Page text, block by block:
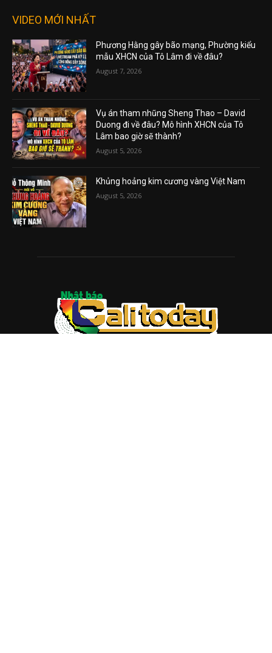
VIDEO MỚI NHẤT
Phương Hằng gây bão mạng, Phường kiểu
mẫu XHCN của Tô Lâm đi về đâu?
August 7, 2026
Vụ án tham nhũng Sheng Thao – David
Duong đi về đâu? Mô hình XHCN của Tô
Lâm bao giờ sẽ thành?
August 5, 2026
Khủng hoảng kim cương vàng Việt Nam
August 5, 2026